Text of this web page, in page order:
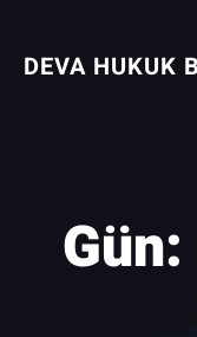
DEVA HUKUK
Gün: